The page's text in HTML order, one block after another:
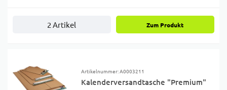
2 Artikel Zum Produkt
Artikelnummer: A0003211
Kalenderversandtasche "Premium"